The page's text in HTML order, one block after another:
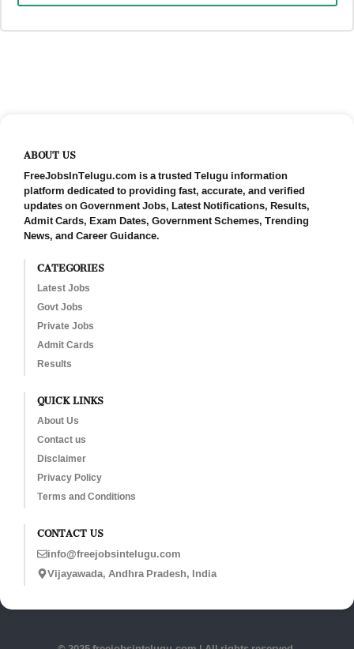
ABOUT US
FreeJobsInTelugu.com is a trusted Telugu information
platform dedicated to providing fast, accurate, and verified
updates on Government Jobs, Latest Notifications, Results,
Admit Cards, Exam Dates, Government Schemes, Trending
News, and Career Guidance.
CATEGORIES
Latest Jobs
Govt Jobs
Private Jobs
Admit Cards
Results
QUICK LINKS
About Us
Contact us
Disclaimer
Privacy Policy
Terms and Conditions
CONTACT US
info@freejobsintelugu.com
Vijayawada, Andhra Pradesh, India